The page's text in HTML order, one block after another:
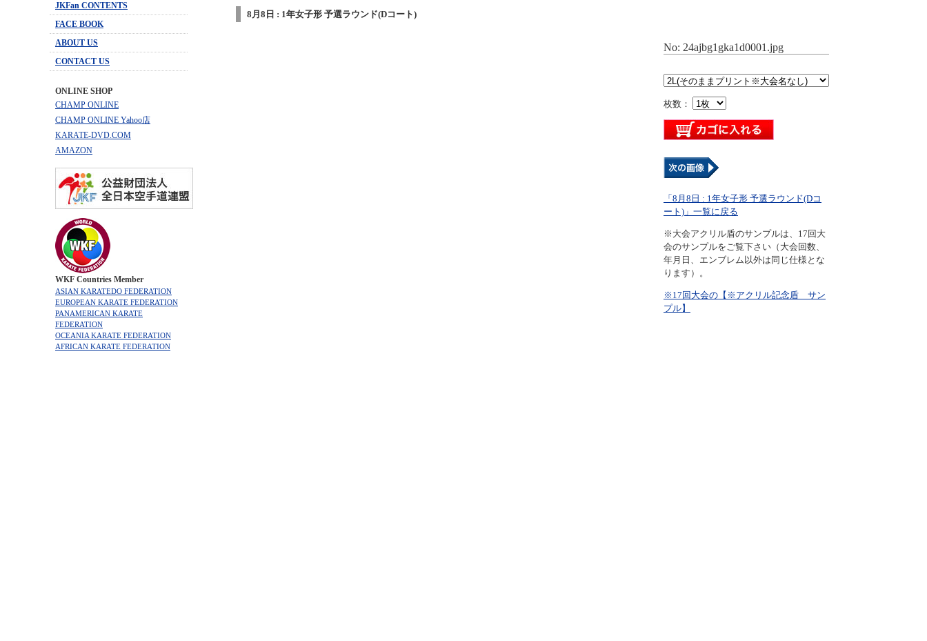
JKFan CONTENTS
FACE BOOK
ABOUT US
CONTACT US
ONLINE SHOP
CHAMP ONLINE
CHAMP ONLINE Yahoo店
KARATE-DVD.COM
AMAZON
WKF Countries Member
ASIAN KARATEDO FEDERATION
EUROPEAN KARATE FEDERATION
PANAMERICAN KARATE
FEDERATION
OCEANIA KARATE FEDERATION
AFRICAN KARATE FEDERATION
8月8日 : 1年女子形 予選ラウンド(Dコート)
No: 24ajbg1gka1d0001.jpg
枚数：
「8月8日 : 1年女子形 予選ラウンド(Dコ
ート)」一覧に戻る
※大会アクリル盾のサンプルは、17回大
会のサンプルをご覧下さい（大会回数、
年月日、エンブレム以外は同じ仕様とな
ります）。
※17回大会の【※アクリル記念盾 サン
プル】